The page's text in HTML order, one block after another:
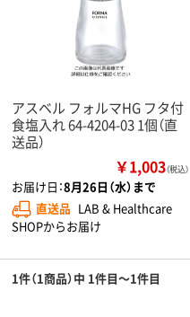
アスベル フォルマHG フタ付
食塩入れ 64-4204-03 1個（直
送品）
￥1,003（税込）
お届け日：8月26日（水）まで
直送品 LAB & Healthcare
SHOPからお届け
1件（1商品）中 1件目～1件目